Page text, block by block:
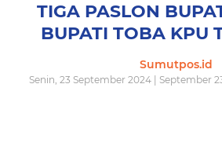
TIGA PASLON
BUPATI TOBA KPU
Sumutpos.id
Senin, 23 September 2024 | September